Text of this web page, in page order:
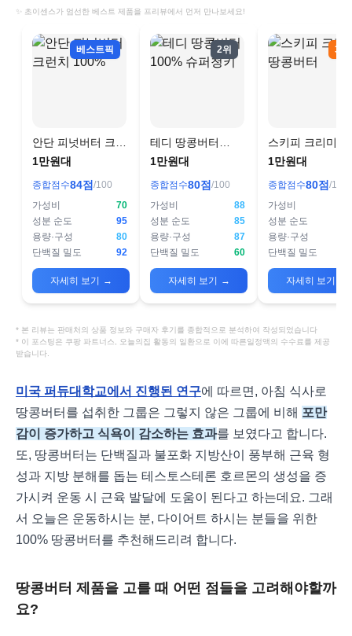
✨ 초이센스가 엄선한 베스트 제품을 프리뷰에서 먼저 만나보세요!
베스트픽
안단 피넛버터 크런
치 100%
1만원대
종합점수84점 /100
가성비
70
성분 순도
95
용량·구성
80
단백질 밀도
92
자세히 보기 →
2위
테디 땅콩버터
100% 슈퍼청키
1만원대
종합점수80점 /100
가성비
88
성분 순도
85
용량·구성
87
단백질 밀도
60
자세히 보기 →
3위
스키피 크리미
버터
1만원대
종합점수80점 /100
가성비
성분 순도
용량·구성
단백질 밀도
자세히 보기
* 본 리뷰는 판매처의 상품 정보와 구매자 후기를 종합적으로 분석하여 작성되었습니다
* 이 포스팅은 쿠팡 파트너스, 오늘의집 활동의 일환으로 이에 따른일정액의 수수료를 제공
받습니다.
미국 퍼듀대학교에서 진행된 연구에 따르면, 아침 식사로
땅콩버터를 섭취한 그룹은 그렇지 않은 그룹에 비해 포만
감이 증가하고 식욕이 감소하는 효과를 보였다고 합니다.
또, 땅콩버터는 단백질과 불포화 지방산이 풍부해 근육 형
성과 지방 분해를 돕는 테스토스테론 호르몬의 생성을 증
가시켜 운동 시 근육 발달에 도움이 된다고 하는데요. 그래
서 오늘은 운동하시는 분, 다이어트 하시는 분들을 위한
100% 땅콩버터를 추천해드리려 합니다.
땅콩버터 제품을 고를 때 어떤 점들을 고려해야할까
요?